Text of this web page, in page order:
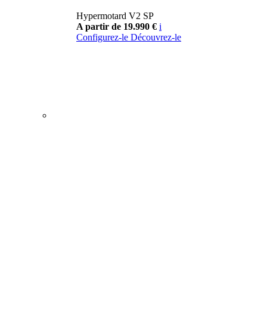
Hypermotard V2 SP
A partir de 19.990 € i
Configurez-le Découvrez-le